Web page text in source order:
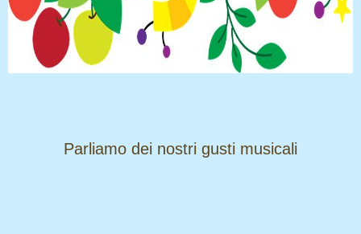
​​​​​​​Parliamo dei nostri gusti musicali